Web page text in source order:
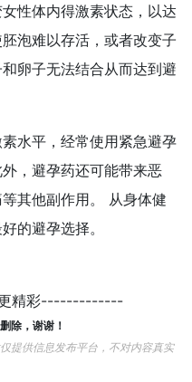
性体内得激素状态，以达
泡难以存活，或者改变子
卵子无法结合从而达到避
水平，经常使用紧急避孕
，避孕药还可能带来恶
其他副作用。 从身体健
的避孕选择。
精彩-------------
除，谢谢！
提供信息发布平台，不对内容真实